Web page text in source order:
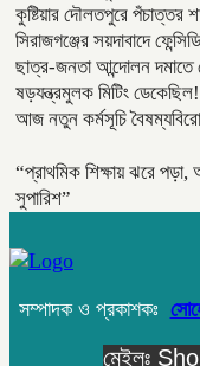
কুষ্টিয়ার দৌলতপুরে পঁচাত্তর
সিরাজগঞ্জের সয়দাবাদে
ছাত্র-জনতা আন্দোলন দমাতে
ষড়যন্ত্রমুলক মিটিং ডেকেছিল!
আজ নতুন কর্মসূচি
“প্রাথমিক শিক্ষায় ঝরে
সুপারিশ”
সম্পাদক ও প্রকাশকঃ
মেইলঃ